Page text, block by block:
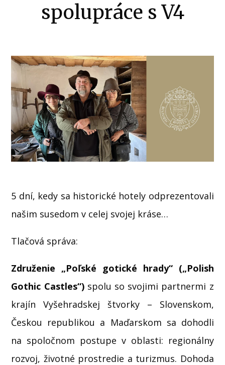
spolupráce s V4
5 dní, kedy sa historické hotely odprezentovali
našim susedom v celej svojej kráse…
Tlačová správa:
Združenie „Poľské gotické hrady“ („Polish
Gothic Castles“)spolu so svojimi partnermi z
krajín Vyšehradskej štvorky – Slovenskom,
Českou republikou a Maďarskom sa dohodli
na spoločnom postupe v oblasti: regionálny
rozvoj, životné prostredie a turizmus. Dohoda